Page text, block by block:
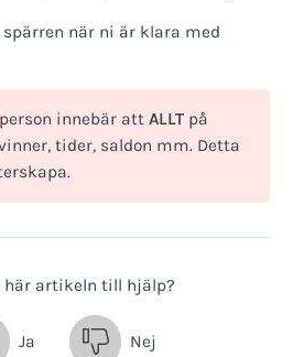
när ni är klara med
innebär att ALLTpå
tider, saldon mm. Detta
här artikeln till hjälp?
Ja Nej